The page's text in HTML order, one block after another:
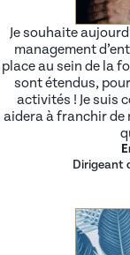
Je souhaite
management
place au sein de la
sont étendus,
activités ! Je suis
aidera à franchir de
Dirigeant